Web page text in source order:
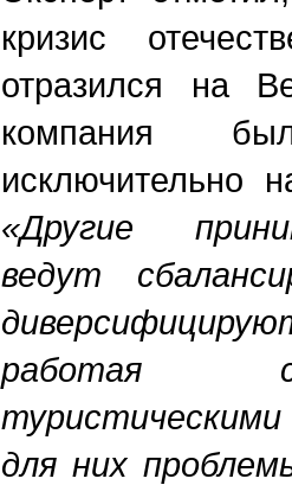
кризис
отразился на
компания
исключительно
«Другие
ведут
работая с
для них